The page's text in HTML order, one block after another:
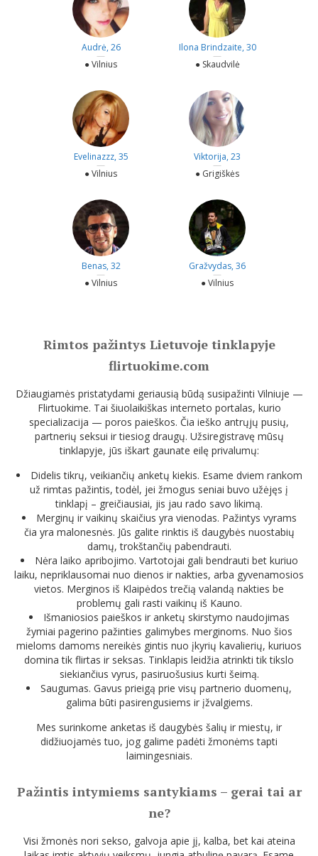
Audrė, 26
—
● Vilnius
Ilona Brindzaite, 30
—
● Skaudvilė
Evelinazzz, 35
—
● Vilnius
Viktorija, 23
—
● Grigiškės
Benas, 32
—
● Vilnius
Gražvydas, 36
—
● Vilnius
Rimtos pažintys Lietuvoje tinklapyje
flirtuokime.com
Džiaugiamės pristatydami geriausią būdą susipažinti Vilniuje —
Flirtuokime. Tai šiuolaikiškas interneto portalas, kurio
specializacija — poros paieškos. Čia ieško antrųjų pusių,
partnerių seksui ir tiesiog draugų. Užsiregistravę mūsų
tinklapyje, jūs iškart gaunate eilę privalumų:
Didelis tikrų, veikiančių anketų kiekis. Esame dviem rankom
už rimtas pažintis, todėl, jei žmogus seniai buvo užėjęs į
tinklapį – greičiausiai, jis jau rado savo likimą.
Merginų ir vaikinų skaičius yra vienodas. Pažintys vyrams
čia yra malonesnės. Jūs galite rinktis iš daugybės nuostabių
damų, trokštančių pabendrauti.
Nėra laiko apribojimo. Vartotojai gali bendrauti bet kuriuo
laiku, nepriklausomai nuo dienos ir nakties, arba gyvenamosios
vietos. Merginos iš Klaipėdos trečią valandą nakties be
problemų gali rasti vaikinų iš Kauno.
Išmaniosios paieškos ir anketų skirstymo naudojimas
žymiai pagerino pažinties galimybes merginoms. Nuo šios
mieloms damoms nereikės gintis nuo įkyrių kavalierių, kuriuos
domina tik flirtas ir seksas. Tinklapis leidžia atrinkti tik tikslo
siekiančius vyrus, pasiruošusius kurti šeimą.
Saugumas. Gavus prieigą prie visų partnerio duomenų,
galima būti pasirengusiems ir įžvalgiems.
Mes surinkome anketas iš daugybės šalių ir miestų, ir
didžiuojamės tuo, jog galime padėti žmonėms tapti
laimingesniais.
Pažintis intymiems santykiams – gerai tai ar
ne?
Visi žmonės nori sekso, galvoja apie jį, kalba, bet kai ateina